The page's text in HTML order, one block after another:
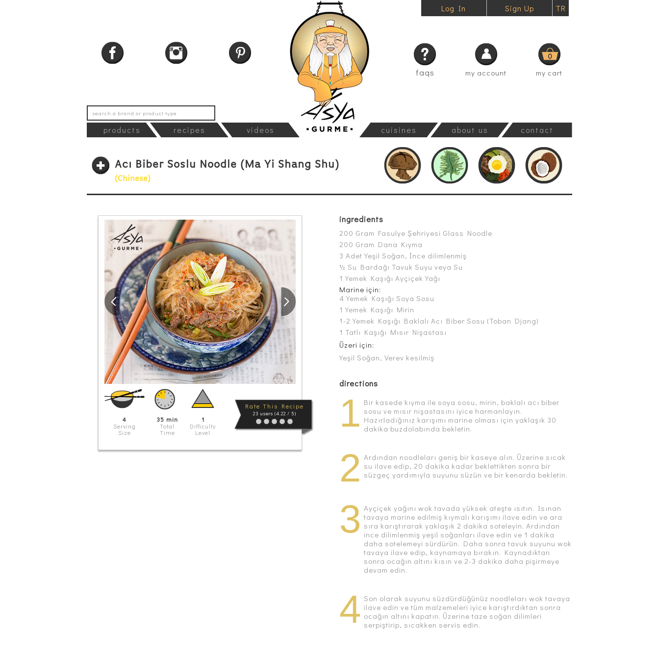
TR
Log In Sign Up
0
my cart
my account
faqs
products recipes videos contact
about us
cuisines
Acı Biber Soslu Noodle (Ma Yi Shang Shu)
(Chinese)
ingredients
200 Gram Fasulye Şehriyesi Glass Noodle
200 Gram Dana Kıyma
3 Adet Yeşil Soğan, İnce dilimlenmiş
½ Su Bardağı Tavuk Suyu veya Su
1 Yemek Kaşığı Ayçiçek Yağı
Marine için:
4 Yemek Kaşığı Soya Sosu
1 Yemek Kaşığı Mirin
1-2 Yemek Kaşığı Baklalı Acı Biber Sosu (Toban Djang)
1 Tatlı Kaşığı Mısır Nişastası
Üzeri için:
Yeşil Soğan, Verev kesilmiş
directions
1 Bir kasede kıyma ile soya sosu, mirin, baklalı acı biber
sosu ve mısır nişastasını iyice harmanlayın.
Hazırladığınız karışımı marine olması için yaklaşık 30
dakika buzdolabında bekletin.
2 Ardından noodleları geniş bir kaseye alın. Üzerine sıcak
su ilave edip, 20 dakika kadar beklettikten sonra bir
süzgeç yardımıyla suyunu süzün ve bir kenarda bekletin.
3 Ayçiçek yağını wok tavada yüksek ateşte ısıtın. Isınan
tavaya marine edilmiş kıymalı karışımı ilave edin ve ara
sıra karıştırarak yaklaşık 2 dakika soteleyin. Ardından
ince dilimlenmiş yeşil soğanları ilave edin ve 1 dakika
daha sotelemeyi sürdürün. Daha sonra tavuk suyunu wok
tavaya ilave edip, kaynamaya bırakın. Kaynadıktan
sonra ocağın altını kısın ve 2-3 dakika daha pişirmeye
devam edin.
4 Son olarak suyunu süzdürdüğünüz noodleları wok tavaya
ilave edin ve tüm malzemeleri iyice karıştırdıktan sonra
ocağın altını kapatın. Üzerine taze soğan dilimleri
serpiştirip, sıcakken servis edin.
4
Serving
Size
35 min
Total
Time
1
Difficulty
Level
Rate This Recipe
23 users (4.22 / 5)